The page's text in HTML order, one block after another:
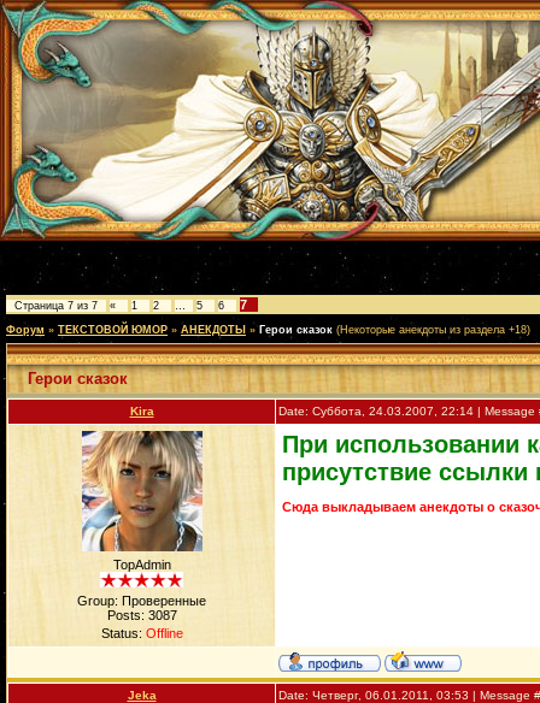
Страница 7 из 7 « 1 2 … 5 6 7
Форум » ТЕКСТОВОЙ ЮМОР » АНЕКДОТЫ » Герои сказок (Некоторые анекдоты из раздела +18)
Герои сказок
Kira Date: Суббота, 24.03.2007, 22:14 |
TopAdmin
Group: Проверенные
Posts: 3087
Status: Offline
При использовании
присутствие
Сюда выкладываем анекдоты о
Jeka Date: Четверг, 06.01.2011, 03:53 | Message